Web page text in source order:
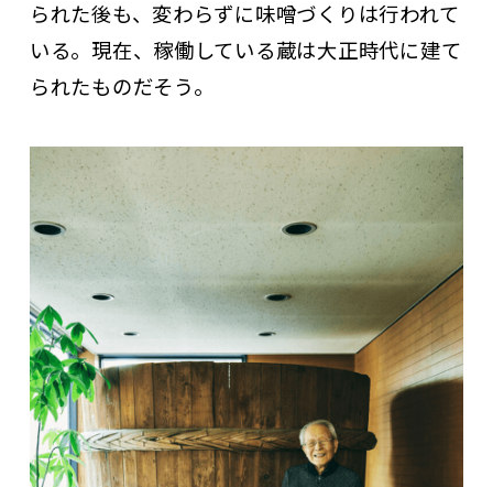
られた後も、変わらずに味噌づくりは行われて
いる。現在、稼働している蔵は大正時代に建て
られたものだそう。